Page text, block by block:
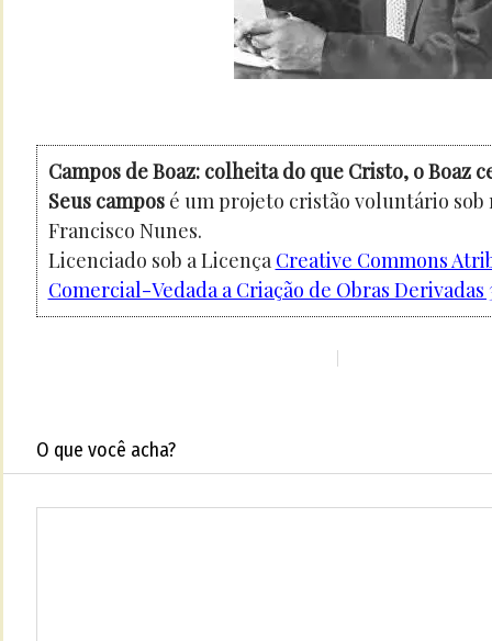
Campos de Boaz: colheita do que Cristo, o Boaz
Seus camposé um projeto cristão voluntário sob
Francisco Nunes.
Licenciado sob a Licença Creative Commons
Comercial-Vedada a Criação de Obras Derivadas
O que você acha?